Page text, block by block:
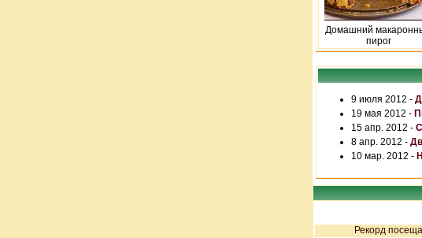
Домашний
пирог
9 июля 2012 -
19 мая 2012 -
15 апр. 2012 -
8 апр. 2012 -
10 мар. 2012 -
Рекорд